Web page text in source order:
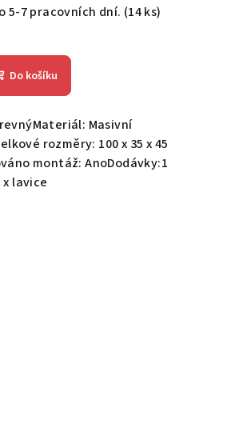
5-7 pracovních dní. (14 ks)
Do košíku
Masivní
rozměry: 100 x 35 x 45
montáž: AnoDodávky:1
x lavice